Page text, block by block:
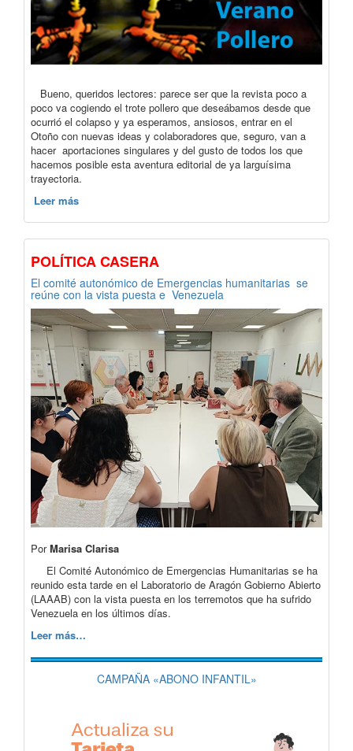
Bueno, queridos lectores: parece ser que la revista poco a
poco va cogiendo el trote pollero que deseábamos desde que
ocurrió el colapso y ya esperamos, ansiosos, entrar en el
Otoño con nuevas ideas y colaboradores que, seguro, van a
hacer aportaciones singulares y del gusto de todos los que
hacemos posible esta aventura editorial de ya larguísima
trayectoria.
Leer más
POLÍTICA CASERA
El comité autonómico de Emergencias humanitarias se
reúne con la vista puesta e Venezuela
PorMarisa Clarisa
El Comité Autonómico de Emergencias Humanitarias se ha
reunido esta tarde en el Laboratorio de Aragón Gobierno Abierto
(LAAAB) con la vista puesta en los terremotos que ha sufrido
Venezuela en los últimos días.
Leer más…
CAMPAÑA «ABONO INFANTIL»